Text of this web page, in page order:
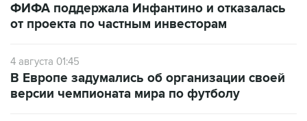
ФИФА поддержала Инфантино и отказалась
от проекта по частным инвесторам
4 августа 01:45
В Европе задумались об организации своей
версии чемпионата мира по футболу